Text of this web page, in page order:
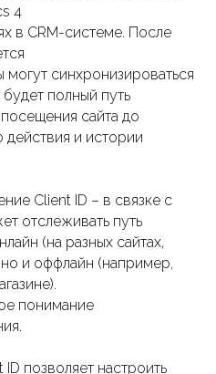
4
в CRM-системе. После
могут синхронизироваться
будет полный путь
сайта до
и истории
Client ID – в связке с
отслеживать путь
(на разных сайтах,
но и оффлайн (например,
понимание
позволяет настроить